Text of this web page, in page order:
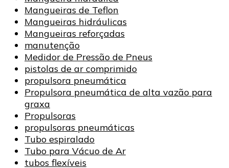
Mangueiras de Teflon
Mangueiras hidráulicas
Mangueiras reforçadas
manutenção
Medidor de Pressão de Pneus
pistolas de ar comprimido
propulsora pneumática
Propulsora pneumática de alta vazão para
graxa
Propulsoras
propulsoras pneumáticas
Tubo espiralado
Tubo para Vácuo de Ar
tubos flexíveis